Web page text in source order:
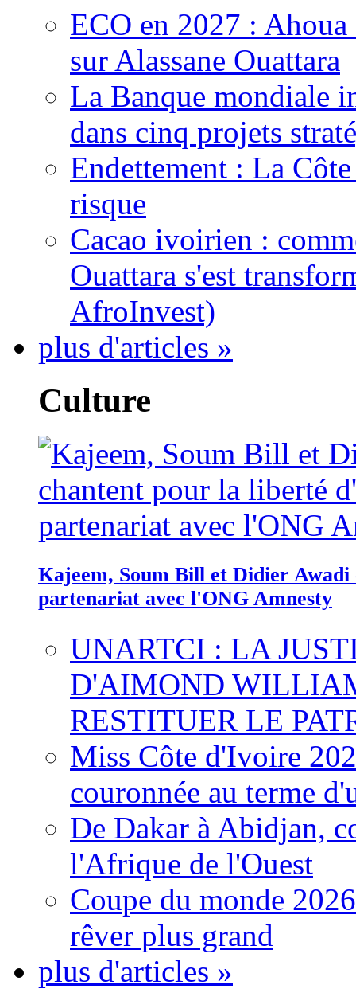
ECO en 2027 :
sur Alassane Ouattara
La Banque mondiale
dans cinq projets
Endettement : La
risque
Cacao ivoirien :
Ouattara s'est
AfroInvest)
plus d'articles »
Culture
Kajeem, Soum Bill et Didier
partenariat avec l'ONG Amnesty
UNARTCI : LA
D'AIMOND
RESTITUER LE
Miss Côte d'Ivoire
couronnée au terme
De Dakar à Abidjan,
l'Afrique de l'Ouest
Coupe du monde
rêver plus grand
plus d'articles »